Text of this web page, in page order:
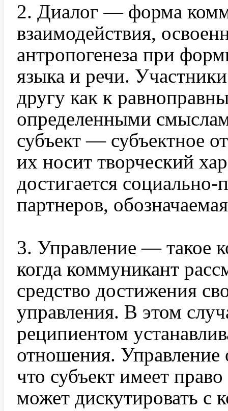
2. Диалог — форма
взаимодействия,
антропогенеза при
языка и речи.
другу как к
определенными
субъект — субъектное
их носит творческий
достигается
партнеров,
3. Управление — такое
когда коммуникант
средство достижения
управления. В этом
реципиентом
отношения. Управление
что субъект имеет
может дискутировать с